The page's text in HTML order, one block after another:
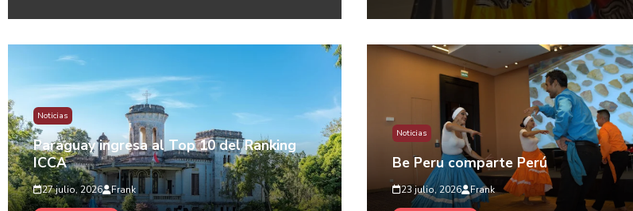
Noticias
Paraguay ingresa al Top 10 del Ranking
ICCA
27 julio, 2026 Frank
Noticias
Be Peru comparte Perú
23 julio, 2026 Frank